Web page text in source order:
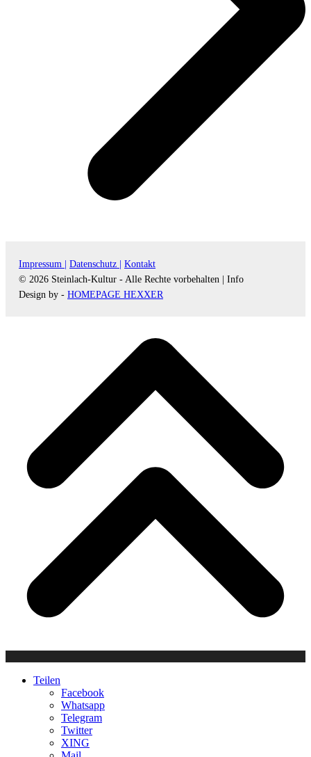
Impressum | Datenschutz |
Kontakt
© 2026 Steinlach-Kultur - Alle Rechte vorbehalten |
Info
Design by - HOMEPAGE HEXXER
Teilen
Facebook
Whatsapp
Telegram
Twitter
XING